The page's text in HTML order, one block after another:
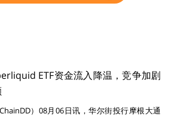
散可以说宣告了智能合约方向上暂时的
线来看，又有回归纯粹“电子现金”的
，找到一条路线，并坚持去实现它，才
三国争霸。摇摆不定，找不到一个主心
ETF资金流入降温，竞争加剧
）08月06日讯，华尔街投行摩根大通